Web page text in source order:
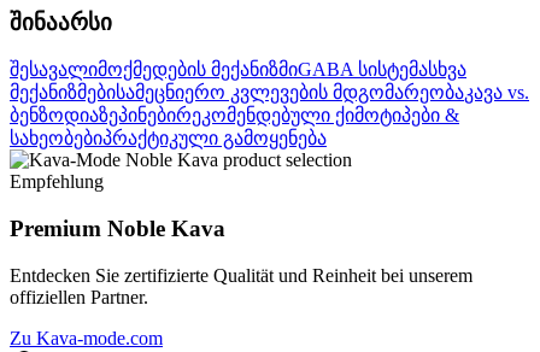
შინაარსი
შესავალიმოქმედების მექანიზმიGABA სისტემასხვა
მექანიზმებისამეცნიერო კვლევების მდგომარეობაკავა vs.
ბენზოდიაზეპინებირეკომენდებული ქიმოტიპები &
სახეობებიპრაქტიკული გამოყენება
Empfehlung
Premium Noble Kava
Entdecken Sie zertifizierte Qualität und Reinheit bei unserem
offiziellen Partner.
Zu Kava-mode.com